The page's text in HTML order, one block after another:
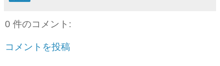
0 件のコメント:
コメントを投稿